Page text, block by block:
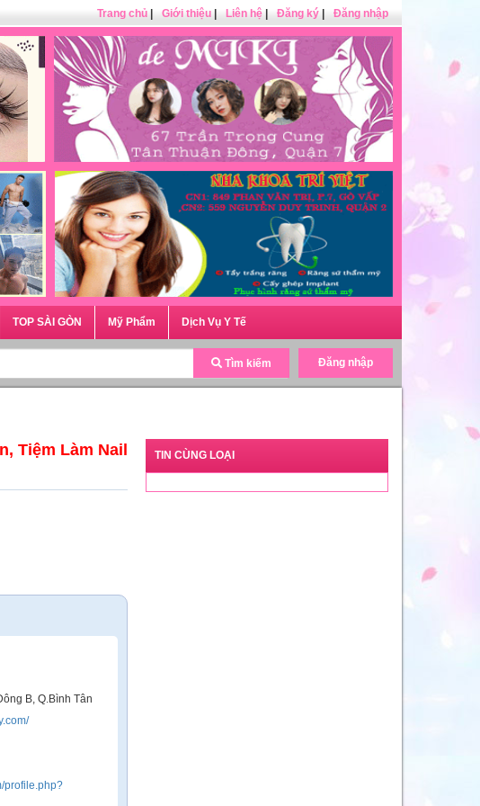
Trang chủ Giới thiệu Liên hệ Đăng ký Đăng nhập
TOP SÀI GÒN Mỹ Phẩm Dịch Vụ Y Tế
Tìm kiếm Đăng nhập
Tiệm Làm Nail
B, Q.Bình Tân
profile.php?
TIN CÙNG LOẠI